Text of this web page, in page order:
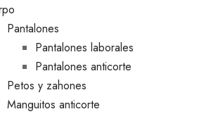
Pantalones
Pantalones laborales
Pantalones anticorte
Petos y zahones
Manguitos anticorte